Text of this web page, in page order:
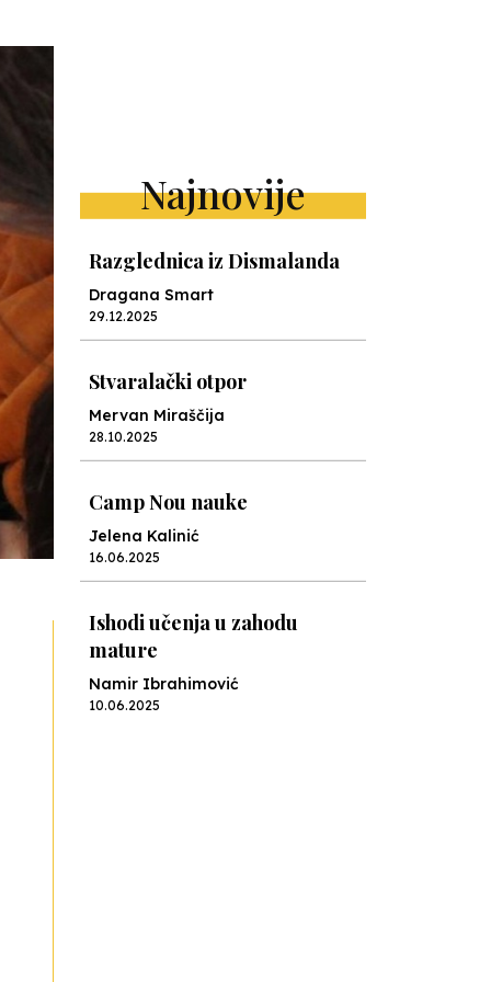
Najnovije
Razglednica iz Dismalanda
Dragana Smart
29.12.2025
Stvaralački otpor
Mervan Miraščija
28.10.2025
Camp Nou nauke
Jelena Kalinić
16.06.2025
Ishodi učenja u zahodu
mature
Namir Ibrahimović
10.06.2025